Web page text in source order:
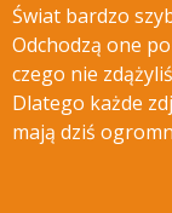
Świat bardzo
Odchodzą one
czego nie
Dlatego każde
mają dziś